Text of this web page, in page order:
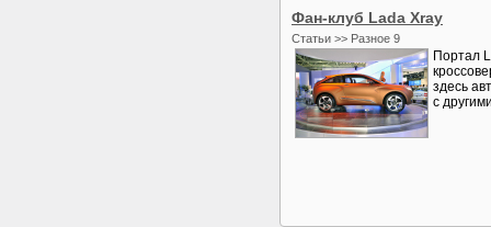
Фан-клуб Lada Xray
Статьи >> Разное 9
Портал
здесь
с